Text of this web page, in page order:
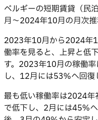
ベルギーの短期賃貸（民
月〜2024年10月の月次
2023年10月から2024年
働率を見ると、上昇と低
す。2023年10月の稼働
し、12月には53%へ回復
最も低い稼働率は2024
で低下し、2月には45%